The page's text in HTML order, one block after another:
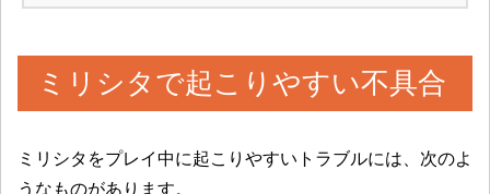
ミリシタで起こりやすい不具合
ミリシタをプレイ中に起こりやすいトラブルには、次のよ
うなものがあります。